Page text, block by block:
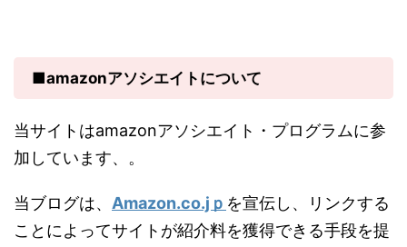
■amazonアソシエイトについて
当サイトはamazonアソシエイト・プログラムに参
加しています、。
当ブログは、 Amazon.co.jｐ を宣伝し、リンクする
ことによってサイトが紹介料を獲得できる手段を提